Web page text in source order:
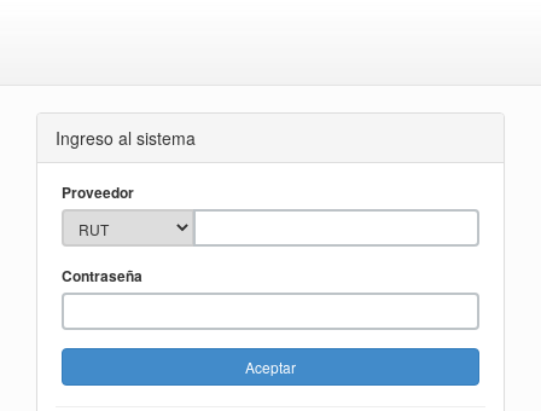
Ingreso al sistema
Proveedor
Contraseña